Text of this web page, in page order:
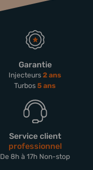
Garantie
Injecteurs2 ans
Turbos5 ans
Service client
professionnel
De 8h à 17h Non-stop